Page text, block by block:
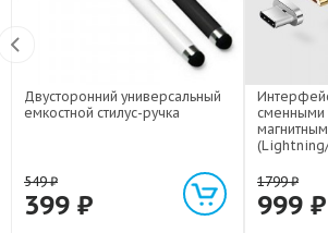
Двусторонний универсальный
емкостной стилус-ручка
549₽
399 ₽
сменными
(Lightning/
световым
1799₽
999 ₽